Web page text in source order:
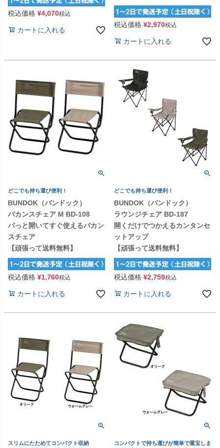
税込価格 ¥4,070税込
カートに入れる
税込価格 ¥2,970税込
カートに入れる
どこでも持ち運び便利！
BUNDOK（バンドック）
バカンスチェア M BD-108
パっと開いてすぐ使えるバカン
スチェア
【頑張って送料無料】
税込価格 ¥1,760税込
カートに入れる
どこでも持ち運び便利！
BUNDOK（バンドック）
ラウンジチェア BD-187
開くだけでつかえるカンタンセ
ットアップ
【頑張って送料無料】
税込価格 ¥2,759税込
カートに入れる
スリムにたためてコンパクト収納
コンパクトで持ち運びが簡単で重宝しま